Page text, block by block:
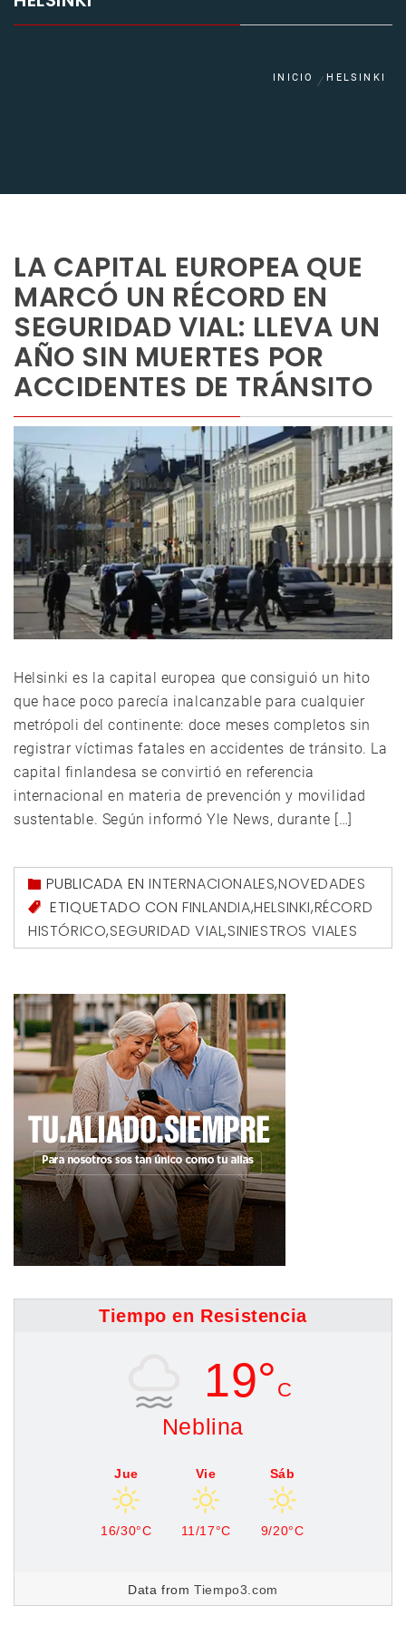
INICIO HELSINKI
LA CAPITAL EUROPEA QUE
MARCÓ UN RÉCORD EN
SEGURIDAD VIAL: LLEVA UN
AÑO SIN MUERTES POR
ACCIDENTES DE TRÁNSITO
Helsinki es la capital europea que consiguió un hito
que hace poco parecía inalcanzable para cualquier
metrópoli del continente: doce meses completos sin
registrar víctimas fatales en accidentes de tránsito. La
capital finlandesa se convirtió en referencia
internacional en materia de prevención y movilidad
sustentable. Según informó Yle News, durante […]
PUBLICADA ENINTERNACIONALES,NOVEDADES
ETIQUETADO CONFINLANDIA,HELSINKI,RÉCORD
HISTÓRICO,SEGURIDAD VIAL,SINIESTROS VIALES
Tiempo en Resistencia
19° C
Neblina
Jue
16/30°C
Vie
11/17°C
Sáb
9/20°C
Data fromTiempo3.com